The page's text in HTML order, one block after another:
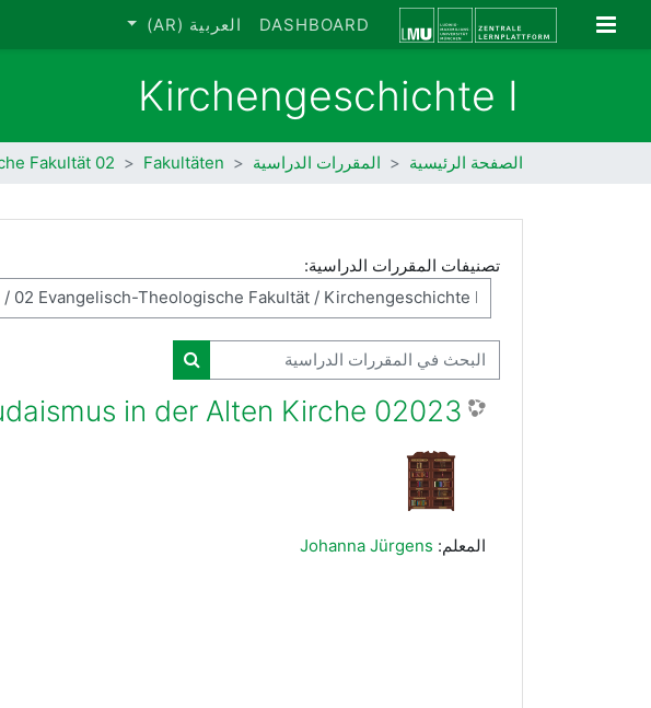
تخطى إلى المحتوى الرئيسي
واجهة جانبية DASHBOARD العربية ‎(AR)‎
Kirchengeschichte I
الصفحة الرئيسية المقررات الدراسية Fakultäten
02 Evangelisch-Theologische Fakultät
تصنيفات المقررات الدراسية:
البحث في المقررات الدراسية
البحث في المقررات الدراسية
02023 Judentum und Antijudaismus in der Alten Kirche
المعلم: Johanna Jürgens